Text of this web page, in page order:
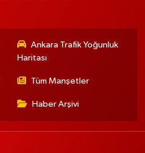
Ankara Trafik Yoğunluk
Haritası
Tüm Manşetler
Haber Arşivi